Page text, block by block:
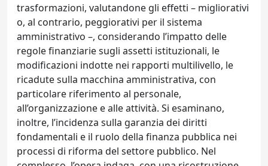
trasformazioni, valutandone gli effetti – migliorativi
o, al contrario, peggiorativi per il sistema
amministrativo –, considerando l’impatto delle
regole finanziarie sugli assetti istituzionali, le
modificazioni indotte nei rapporti multilivello, le
ricadute sulla macchina amministrativa, con
particolare riferimento al personale,
all’organizzazione e alle attività. Si esaminano,
inoltre, l’incidenza sulla garanzia dei diritti
fondamentali e il ruolo della finanza pubblica nei
processi di riforma del settore pubblico. Nel